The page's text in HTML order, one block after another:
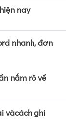
nay
nhanh, đơn
nắm rõ về
vàcách ghi